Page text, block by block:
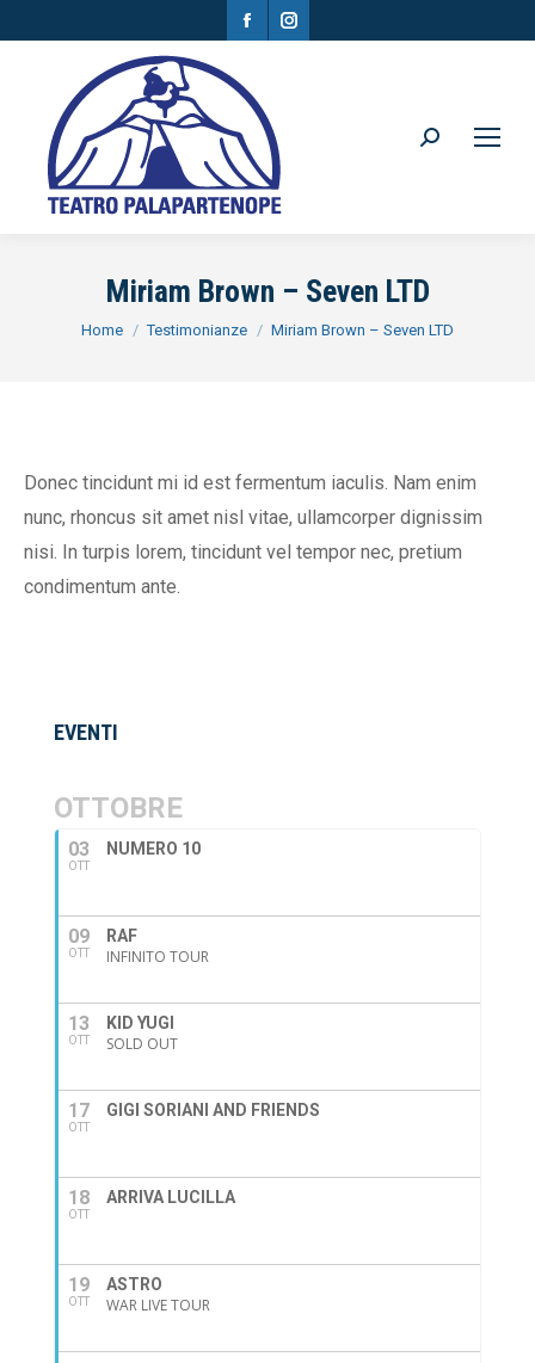
Facebook
opens
in
new
window
Instagram
Search:
Miriam Brown – Seven LTD
You are here:
Home Testimonianze Miriam Brown – Seven LTD
Donec tincidunt mi id est fermentum iaculis. Nam enim
nunc, rhoncus sit amet nisl vitae, ullamcorper dignissim
nisi. In turpis lorem, tincidunt vel tempor nec, pretium
condimentum ante.
EVENTI
OTTOBRE
03
OTT
NUMERO 10
09
OTT
RAF
INFINITO TOUR
13
OTT
KID YUGI
SOLD OUT
17
OTT
GIGI SORIANI AND FRIENDS
18
OTT
ARRIVA LUCILLA
19
OTT
ASTRO
WAR LIVE TOUR